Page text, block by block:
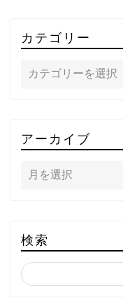
カテゴリー
アーカイブ
検索